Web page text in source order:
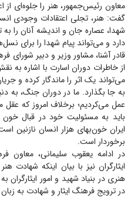
معاون رئیس‌جمهور، هنر را جلوه‌ای از
گفت: هنر، تجلی اعتقادات وجودی
شهدا، عصاره جان و اندیشه آنان را
دارد و می‌تواند پیام شهدا را برای
قادر آشنا، مشاور وزیر و دبیر
از خاطرات دوران اسارت با اشاره به
می‌تواند یک اثر را ماندگار کرده و
به جا بگذارد. ما در دوران جنگ، به
عمل می‌کردیم؛ برخلاف امروز که عقل
باید به مسئولیت خود در قبال خون
ایران خون‌بهای هزار انسان نازنین
برخوردار است.
در ادامه یعقوب سلیمانی، معاون
ایثارگران نیز با بیان اینکه شهادت
هنری در بنیاد شهید و امور ایثارگران
در ترویج فرهنگ ایثار و شهادت به